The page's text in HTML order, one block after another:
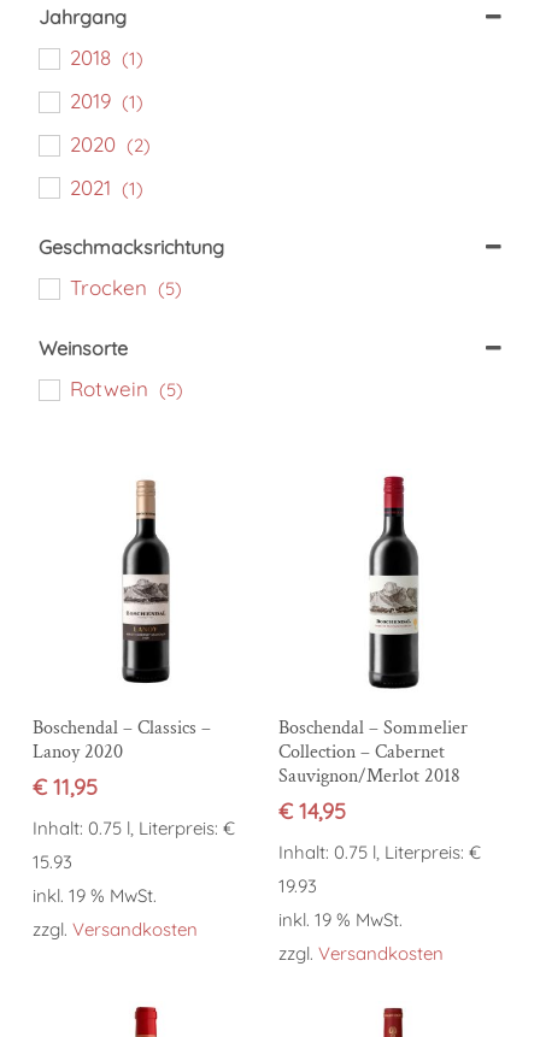
Jahrgang
2018 (1)
2019 (1)
2020 (2)
2021 (1)
Geschmacksrichtung
Trocken (5)
Weinsorte
Rotwein (5)
In den Warenkorb
Boschendal – Classics –
Lanoy 2020
€11,95
Inhalt: 0.75 l, Literpreis: €
15.93
inkl. 19 % MwSt.
zzgl. Versandkosten
In den Warenkorb
Boschendal – Sommelier
Collection – Cabernet
Sauvignon/Merlot 2018
€14,95
Inhalt: 0.75 l, Literpreis: €
19.93
inkl. 19 % MwSt.
zzgl.Versandkosten